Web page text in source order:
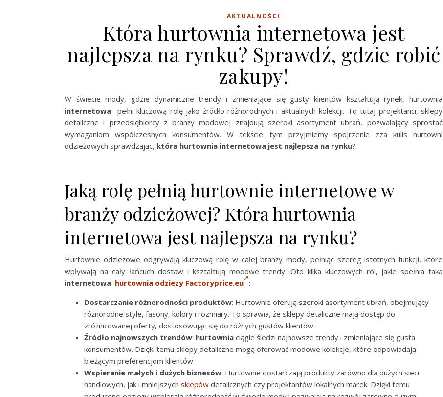
AKTUALNOŚCI
Która hurtownia internetowa jest
najlepsza na rynku? Sprawdź, gdzie robić
zakupy!
W świecie mody, gdzie dynamiczne trendy i zmieniające się gusty klientów kształtują rynek, hurtownia
internetowa pełni kluczową rolę jako źródło różnorodnych i aktualnych kolekcji. To tutaj projektanci, sklepy
detaliczne i przedsiębiorcy z branży modowej znajdują szeroki asortyment ubrań, pozwalający sprostać
wymaganiom współczesnych konsumentów. W tekście tym przyjmiemy spojrzenie zza kulis hurtowni
odzieżowych sprawdzając, która hurtownia internetowa jest najlepsza na rynku?.
Jaką rolę pełnią hurtownie internetowe w
branży odzieżowej? Która hurtownia
internetowa jest najlepsza na rynku?
Hurtownie odzieżowe odgrywają kluczową rolę w całej branży mody, pełniąc szereg istotnych funkcji, które
wpływają na cały łańcuch dostaw i kształtują modowe trendy. Oto kilka kluczowych ról, jakie spełnia taka
internetowa hurtownia odziezy Factoryprice.eu :
Dostarczanie różnorodności produktów: Hurtownie oferują szeroki asortyment ubrań, obejmujący
różnorodne style, fasony, kolory i rozmiary. To sprawia, że sklepy detaliczne mają dostęp do
zróżnicowanej oferty, dostosowując się do różnych gustów klientów.
Źródło najnowszych trendów: hurtownia ciągle śledzi najnowsze trendy i zmieniające się gusta
konsumentów. Dzięki temu sklepy detaliczne mogą oferować modowe kolekcje, które odpowiadają
bieżącym preferencjom klientów.
Wspieranie małych i dużych biznesów: Hurtownie dostarczają produkty zarówno dla dużych sieci
handlowych, jak i mniejszych sklepów detalicznych czy projektantów lokalnych marek. Dzięki temu